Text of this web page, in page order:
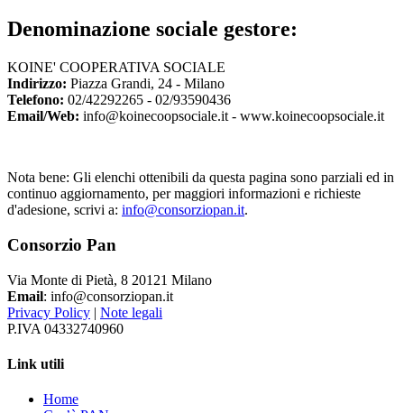
Denominazione sociale gestore:
KOINE' COOPERATIVA SOCIALE
Indirizzo: Piazza Grandi, 24 - Milano
Telefono: 02/42292265 - 02/93590436
Email/Web: info@koinecoopsociale.it - www.koinecoopsociale.it
Nota bene: Gli elenchi ottenibili da questa pagina sono parziali ed in
continuo aggiornamento, per maggiori informazioni e richieste
d'adesione, scrivi a: info@consorziopan.it.
Consorzio Pan
Via Monte di Pietà, 8 20121 Milano
Email: info@consorziopan.it
Privacy Policy | Note legali
P.IVA 04332740960
Link utili
Home